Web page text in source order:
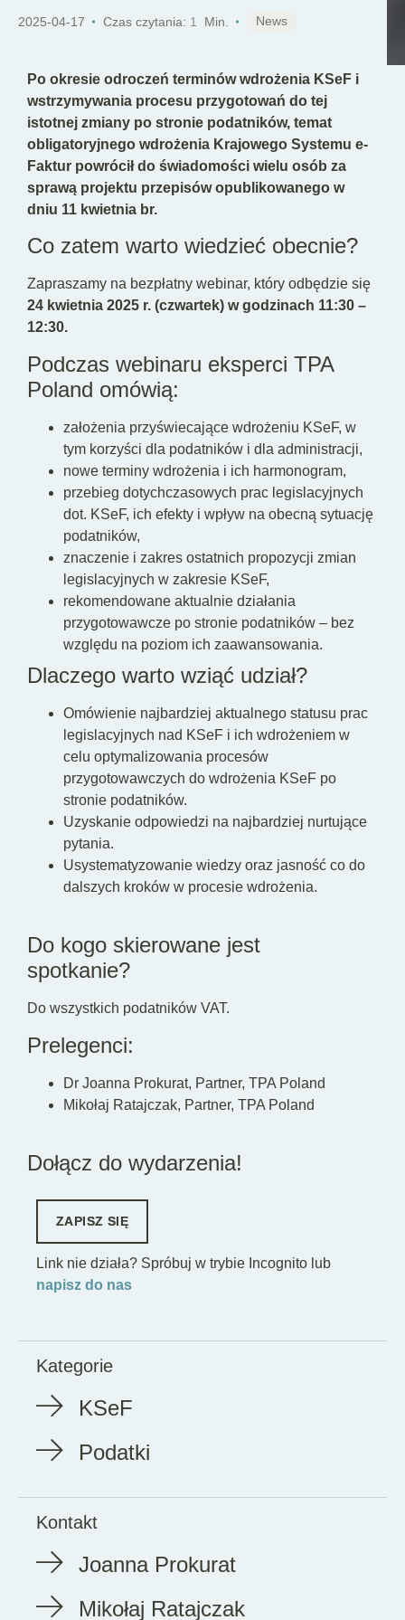
2025-04-17 Czas czytania: 1 Min. News
Po okresie odroczeń terminów wdrożenia KSeF i
wstrzymywania procesu przygotowań do tej
istotnej zmiany po stronie podatników, temat
obligatoryjnego wdrożenia Krajowego Systemu e-
Faktur powrócił do świadomości wielu osób za
sprawą projektu przepisów opublikowanego w
dniu 11 kwietnia br.
Co zatem warto wiedzieć obecnie?
Zapraszamy na bezpłatny webinar, który odbędzie się
24 kwietnia 2025 r. (czwartek) w godzinach 11:30 –
12:30.
Podczas webinaru eksperci TPA
Poland omówią:
założenia przyświecające wdrożeniu KSeF, w
tym korzyści dla podatników i dla administracji,
nowe terminy wdrożenia i ich harmonogram,
przebieg dotychczasowych prac legislacyjnych
dot. KSeF, ich efekty i wpływ na obecną sytuację
podatników,
znaczenie i zakres ostatnich propozycji zmian
legislacyjnych w zakresie KSeF,
rekomendowane aktualnie działania
przygotowawcze po stronie podatników – bez
względu na poziom ich zaawansowania.
Dlaczego warto wziąć udział?
Omówienie najbardziej aktualnego statusu prac
legislacyjnych nad KSeF i ich wdrożeniem w
celu optymalizowania procesów
przygotowawczych do wdrożenia KSeF po
stronie podatników.
Uzyskanie odpowiedzi na najbardziej nurtujące
pytania.
Usystematyzowanie wiedzy oraz jasność co do
dalszych kroków w procesie wdrożenia.
Do kogo skierowane jest
spotkanie?
Do wszystkich podatników VAT.
Prelegenci:
Dr Joanna Prokurat, Partner, TPA Poland
Mikołaj Ratajczak, Partner, TPA Poland
Dołącz do wydarzenia!
ZAPISZ SIĘ
Link nie działa? Spróbuj w trybie Incognito lub
napisz do nas
Kategorie
KSeF
Podatki
Kontakt
Joanna Prokurat
Mikołaj Ratajczak